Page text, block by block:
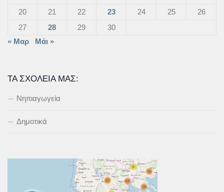
20
21 22 23 24 25
26
27
28 29
30
« Μαρ
Μάι »
ΤΑ ΣΧΟΛΕΊΑ ΜΑΣ:
Νηπιαγωγεία
Δημοτικά